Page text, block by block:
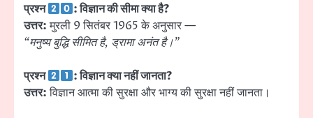
प्रश्न
: विज्ञान की सीमा क्या है?
उत्तर:मुरली 9 सितंबर 1965 के अनुसार —
“मनुष्य बुद्धि सीमित है, ड्रामा अनंत है।”
प्रश्न
: विज्ञान क्या नहीं जानता?
उत्तर:विज्ञान आत्मा की सुरक्षा और भाग्य की सुरक्षा नहीं जानता।